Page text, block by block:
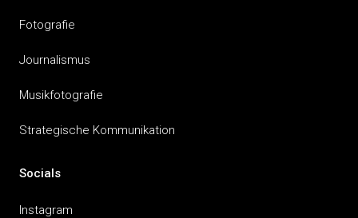
Fotografie
Journalismus
Musikfotografie
Strategische Kommunikation
Socials
Instagram